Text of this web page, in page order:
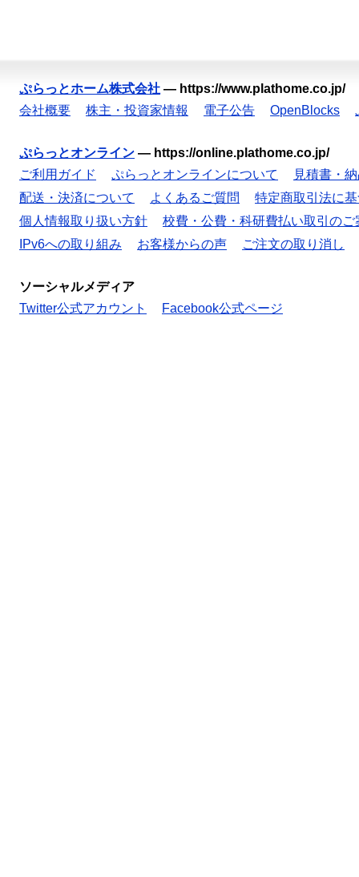
ぷらっとホーム株式会社 — https://www.plathome.co.jp/
会社概要
株主・投資家情報 電子公告 OpenBlocks
ぷらっとオンライン — https://online.plathome.co.jp/
ご利用ガイド
ぷらっとオンラインについて
見積書・
配送・決済について
よくあるご質問
特定商取引法に
個人情報取り扱い方針
校費・公費・科研費払い取引のご
IPv6への取り組み
お客様からの声 ご注文の取り消し
ソーシャルメディア
Twitter公式アカウント
Facebook公式ページ